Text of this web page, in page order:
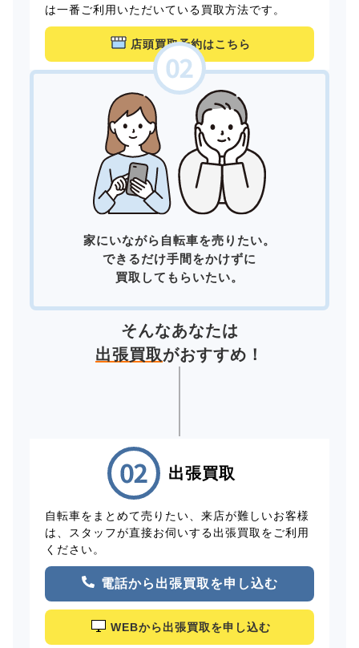
は一番ご利用いただいている買取方法です。
店頭買取予約はこちら
家にいながら自転車を売りたい。
できるだけ手間をかけずに
買取してもらいたい。
そんなあなたは
出張買取がおすすめ！
出張買取
自転車をまとめて売りたい、来店が難しいお客様
は、スタッフが直接お伺いする出張買取をご利用
ください。
電話から出張買取を申し込む
WEBから出張買取を申し込む